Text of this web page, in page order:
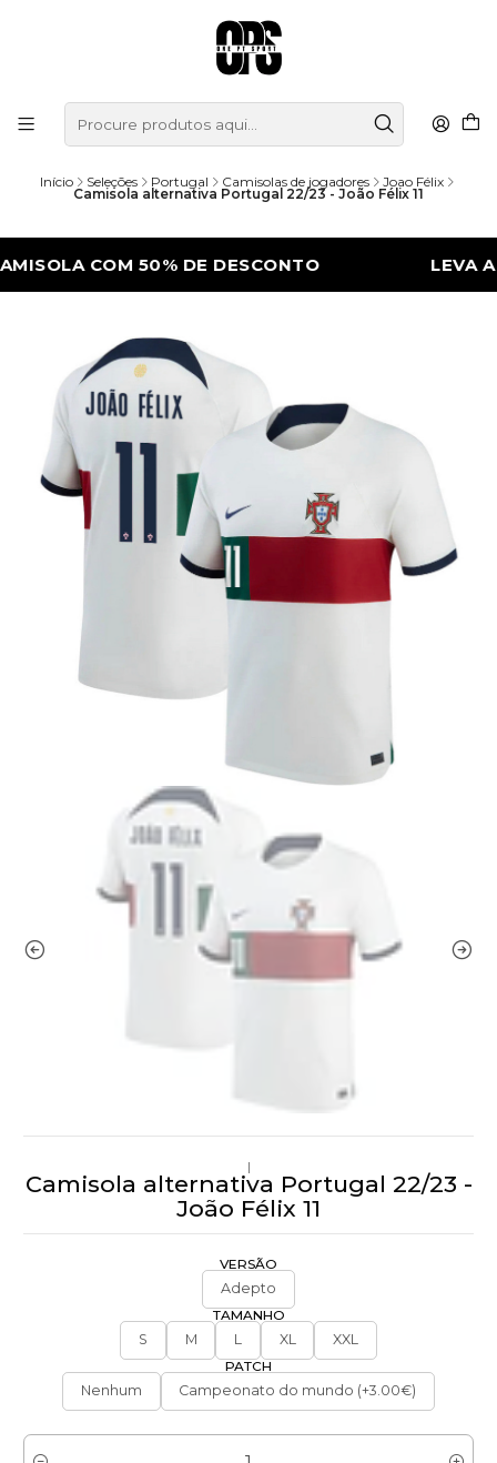
Início Seleções Portugal Camisolas de jogadores Joao Félix
Camisola alternativa Portugal 22/23 - João Félix 11
COM 50% DE DESCONTO LEVA A 2ª
|
Camisola alternativa Portugal 22/23 -
João Félix 11
VERSÃO
Adepto
TAMANHO
S
M L XL
XXL
PATCH
Nenhum
Campeonato do mundo (+3.00€)